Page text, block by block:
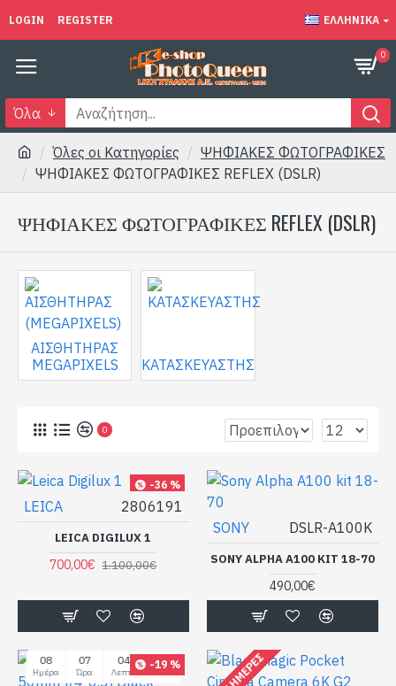
LOGIN REGISTER ΕΛΛΗΝΙΚΆ
0
Όλα
Όλες οι Κατηγορίες
ΨΗΦΙΑΚΕΣ ΦΩΤΟΓΡΑΦΙΚΕΣ
ΨΗΦΙΑΚΕΣ ΦΩΤΟΓΡΑΦΙΚΕΣ REFLEX (DSLR)
ΨΗΦΙΑΚΕΣ ΦΩΤΟΓΡΑΦΙΚΕΣ REFLEX (DSLR)
ΑΙΣΘΗΤΗΡΑΣ
MEGAPIXELS
ΚΑΤΑΣΚΕΥΑΣΤΗΣ
0
-36 %
LEICA 2806191
LEICA DIGILUX 1
700,00€ 1.100,00€
SONY DSLR-A100K
SONY ALPHA A100 KIT 18-70
490,00€
-19 %
08
Ημέρα
07
Ώρα
04
Λεπτό
33
Δευτερόλεπτο